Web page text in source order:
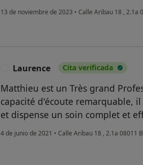
13 de noviembre de 2023 • Calle Aribau 18 , 2.1a
Laurence Cita verificada
Matthieu est un Très grand
capacité d'écoute remarquable,
et dispense un soin complet et
4 de junio de 2021 • Calle Aribau 18 , 2.1a 08011